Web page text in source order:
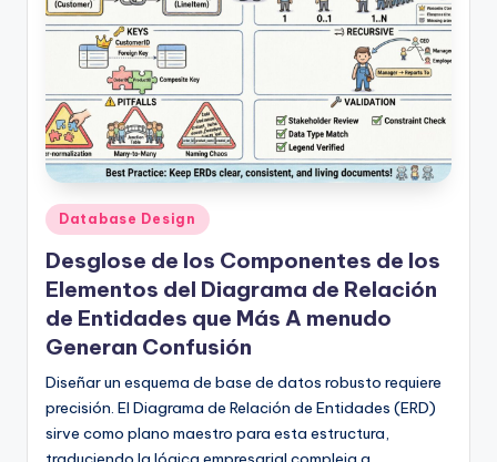
Publicado
en
Database Design
Desglose de los Componentes de los
Elementos del Diagrama de Relación
de Entidades que Más A menudo
Generan Confusión
Diseñar un esquema de base de datos robusto requiere
precisión. El Diagrama de Relación de Entidades (ERD)
sirve como plano maestro para esta estructura,